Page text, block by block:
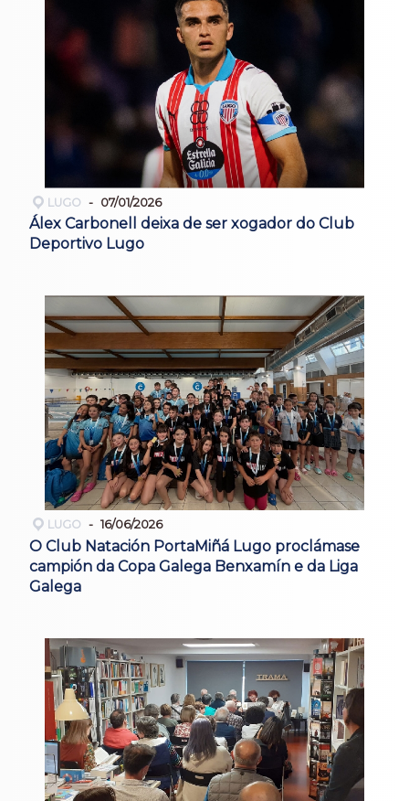
LUGO 07/01/2026
Álex Carbonell deixa de ser xogador do Club
Deportivo Lugo
LUGO 16/06/2026
O Club Natación PortaMiñá Lugo proclámase
campión da Copa Galega Benxamín e da Liga
Galega